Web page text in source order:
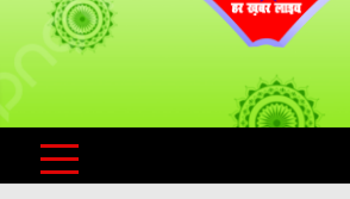
KNLS LIVE
India`s No.1 News Portal